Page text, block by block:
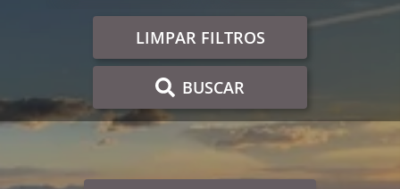
LIMPAR FILTROS
BUSCAR